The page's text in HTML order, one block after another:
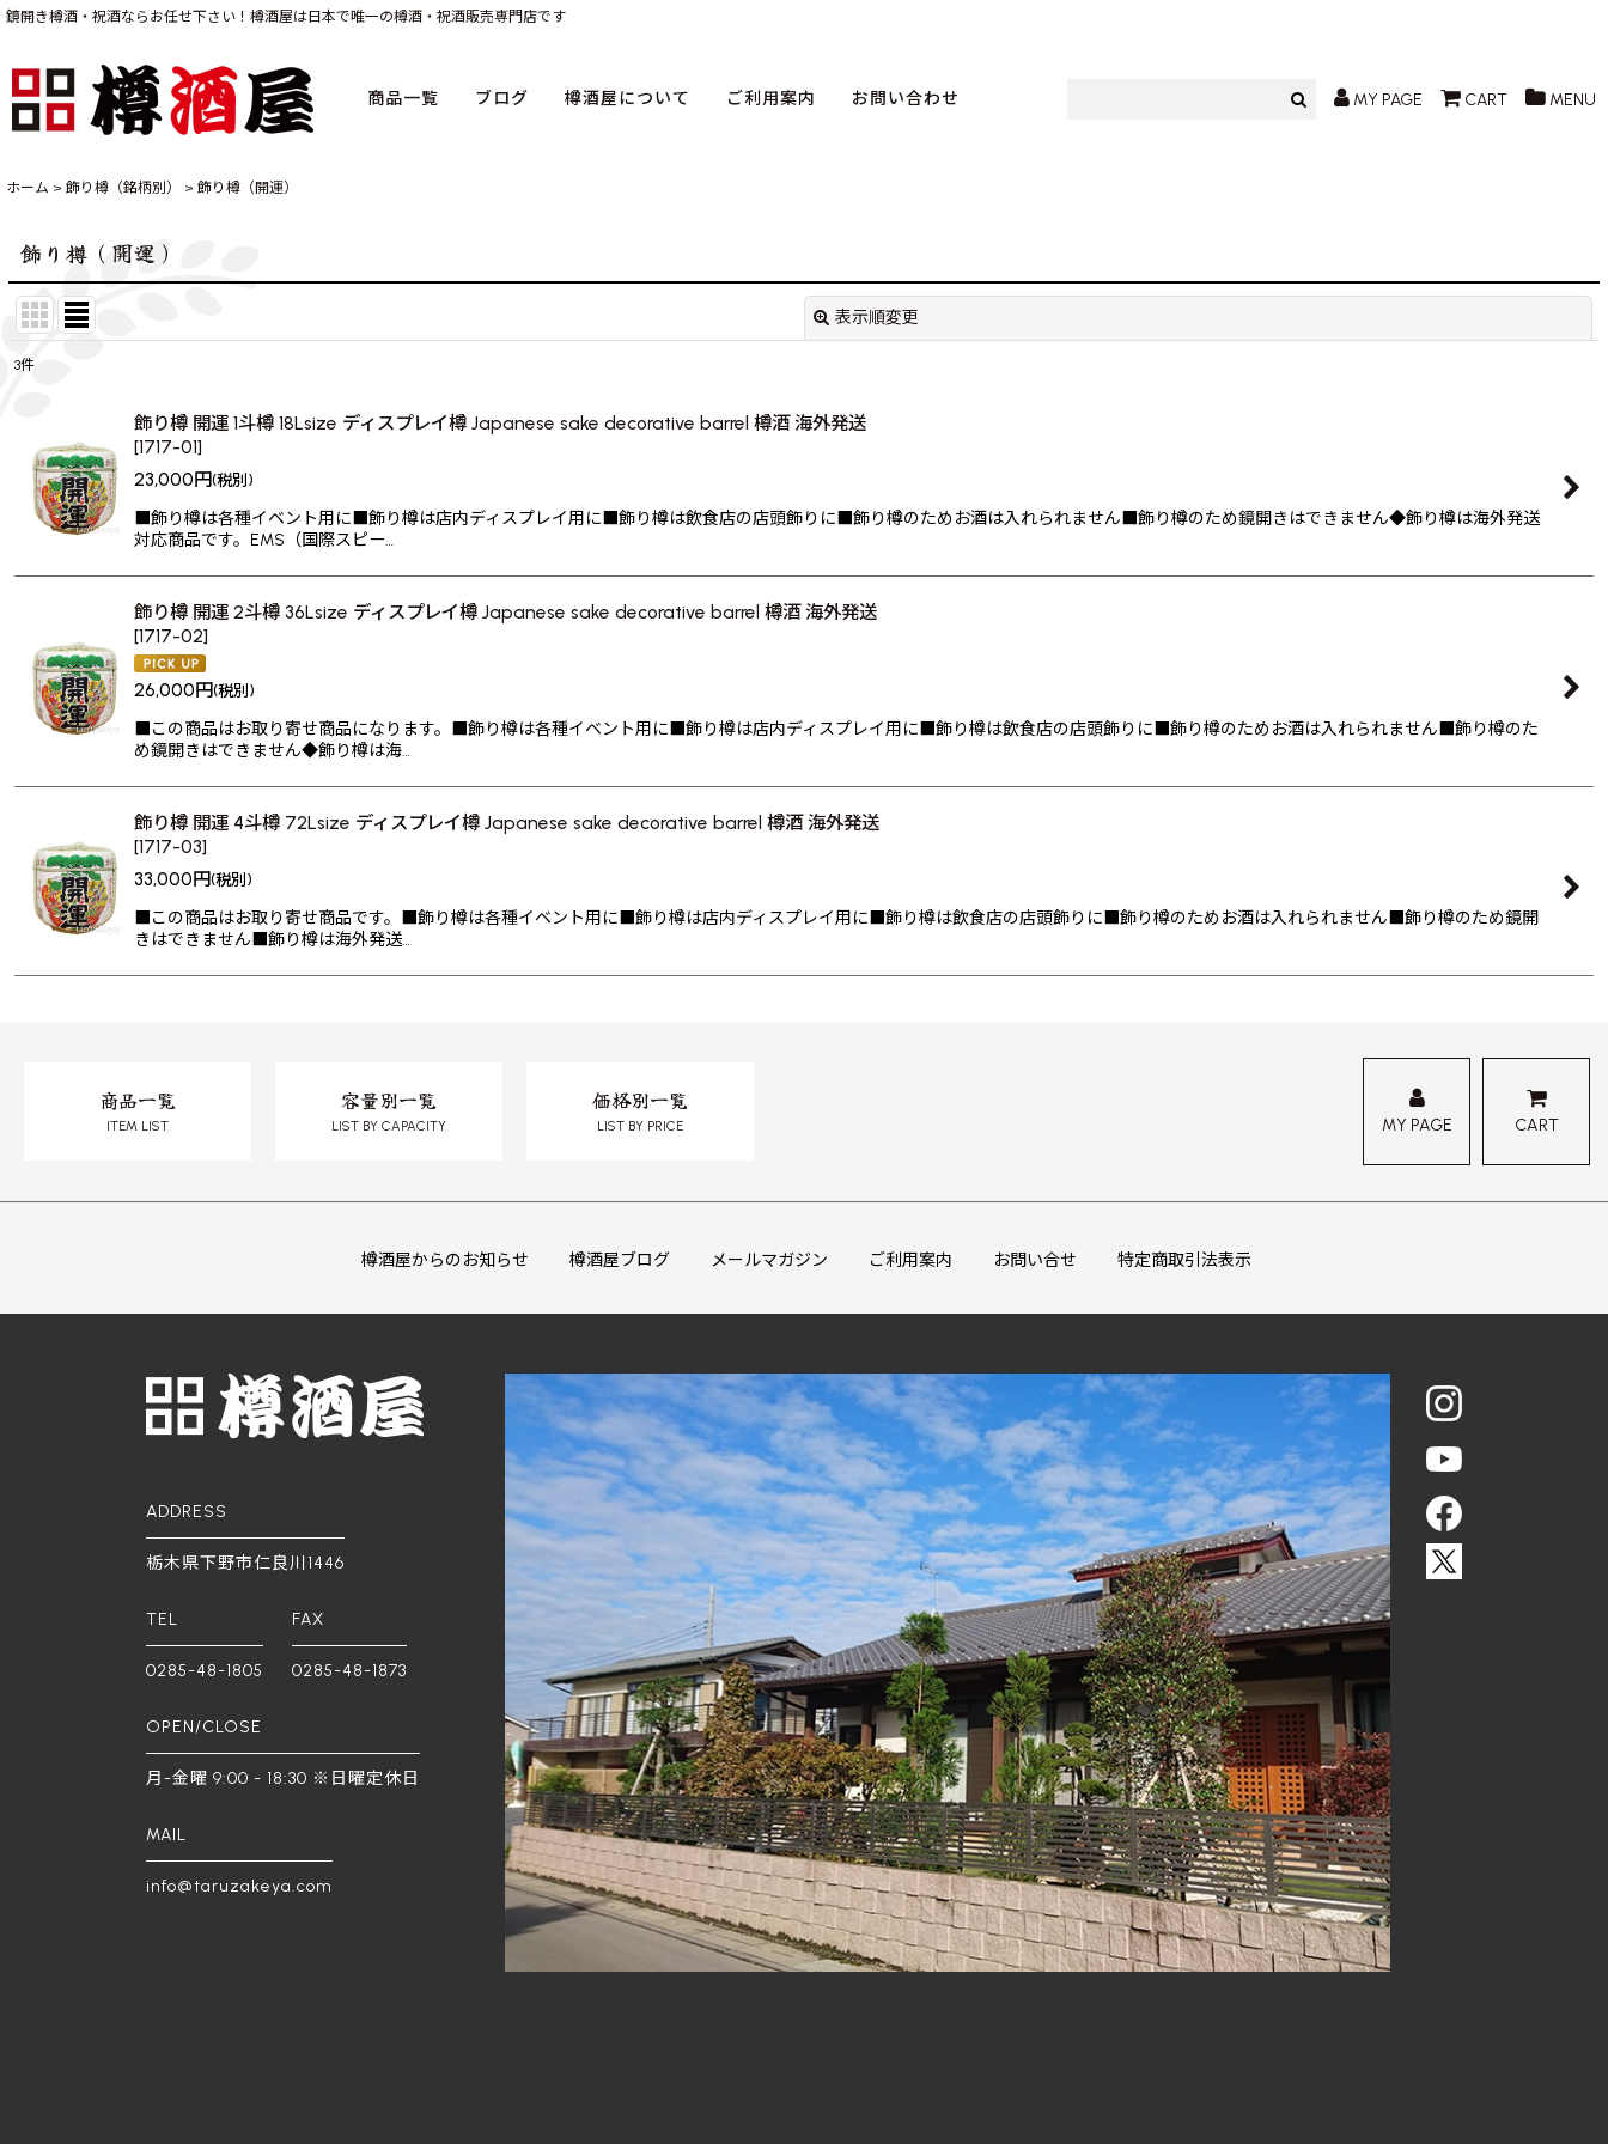
鏡開き樽酒・祝酒ならお任せ下さい！樽酒屋は日本で唯一の樽酒・祝酒販売専門店です
商品一覧 ブログ 樽酒屋について ご利用案内 お問い合わせ MY PAGE CART MENU
ホーム > 飾り樽（銘柄別） > 飾り樽（開運）
飾り樽（開運）
表示順変更
並び順:
絞り込む
3件
飾り樽 開運 1斗樽 18Lsize ディスプレイ樽 Japanese sake decorative barrel 樽酒 海外発送
[1717-01]
23,000円(税別)
■飾り樽は各種イベント用に■飾り樽は店内ディスプレイ用に■飾り樽は飲食店の店頭飾りに■飾り樽のためお酒は入れられません■飾り樽のため鏡開きはできません◆飾り樽は海外発送
対応商品です。EMS（国際スピー…
飾り樽 開運 2斗樽 36Lsize ディスプレイ樽 Japanese sake decorative barrel 樽酒 海外発送
[1717-02]
26,000円(税別)
■この商品はお取り寄せ商品になります。■飾り樽は各種イベント用に■飾り樽は店内ディスプレイ用に■飾り樽は飲食店の店頭飾りに■飾り樽のためお酒は入れられません■飾り樽のた
め鏡開きはできません◆飾り樽は海…
飾り樽 開運 4斗樽 72Lsize ディスプレイ樽 Japanese sake decorative barrel 樽酒 海外発送
[1717-03]
33,000円(税別)
■この商品はお取り寄せ商品です。■飾り樽は各種イベント用に■飾り樽は店内ディスプレイ用に■飾り樽は飲食店の店頭飾りに■飾り樽のためお酒は入れられません■飾り樽のため鏡開
きはできません■飾り樽は海外発送…
商品一覧
ITEM LIST
容量別一覧
LIST BY CAPACITY
価格別一覧
LIST BY PRICE MY PAGE CART
樽酒屋からのお知らせ 樽酒屋ブログ メールマガジン ご利用案内 お問い合せ 特定商取引法表示
ADDRESS
栃木県下野市仁良川1446
TEL
0285-48-1805
FAX
0285-48-1873
OPEN/CLOSE
月-金曜 9:00 - 18:30 ※日曜定休日
MAIL
info@taruzakeya.com